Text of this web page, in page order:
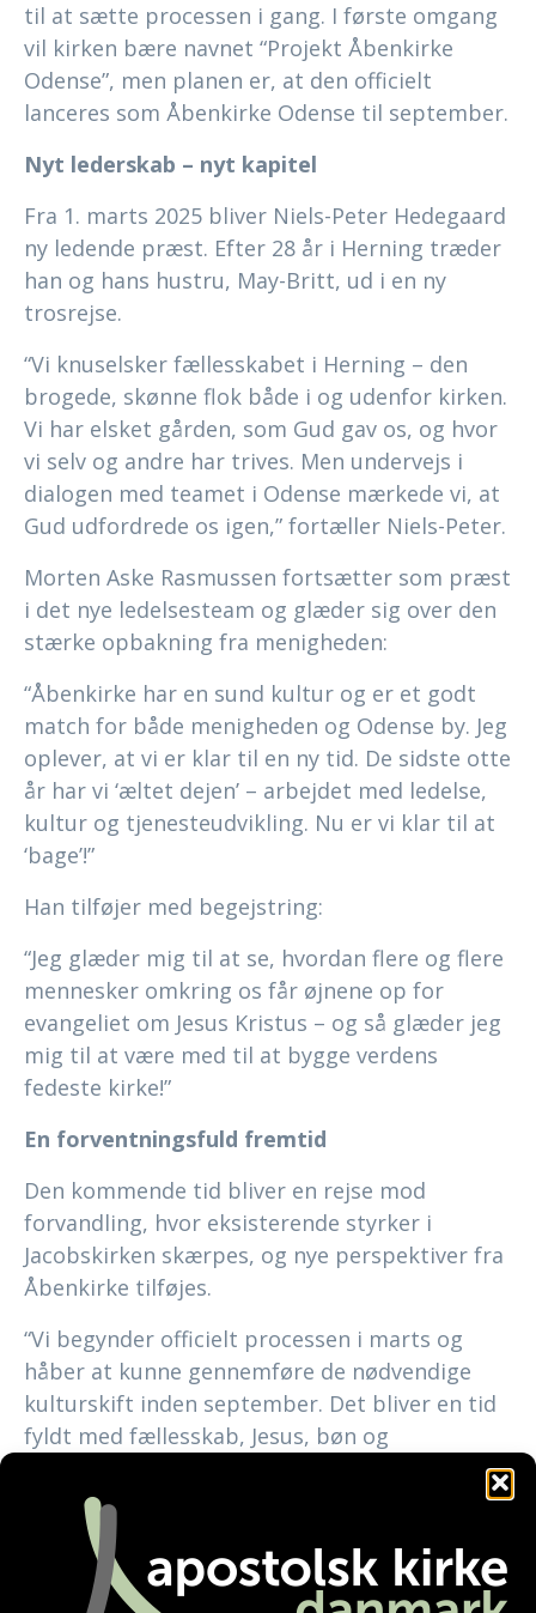
til at sætte processen i gang. I første omgang
vil kirken bære navnet “Projekt Åbenkirke
Odense”, men planen er, at den officielt
lanceres som Åbenkirke Odense til september.
Nyt lederskab – nyt kapitel
Fra 1. marts 2025 bliver Niels-Peter Hedegaard
ny ledende præst. Efter 28 år i Herning træder
han og hans hustru, May-Britt, ud i en ny
trosrejse.
“Vi knuselsker fællesskabet i Herning – den
brogede, skønne flok både i og udenfor kirken.
Vi har elsket gården, som Gud gav os, og hvor
vi selv og andre har trives. Men undervejs i
dialogen med teamet i Odense mærkede vi, at
Gud udfordrede os igen,” fortæller Niels-Peter.
Morten Aske Rasmussen fortsætter som præst
i det nye ledelsesteam og glæder sig over den
stærke opbakning fra menigheden:
“Åbenkirke har en sund kultur og er et godt
match for både menigheden og Odense by. Jeg
oplever, at vi er klar til en ny tid. De sidste otte
år har vi ‘æltet dejen’ – arbejdet med ledelse,
kultur og tjenesteudvikling. Nu er vi klar til at
‘bage’!”
Han tilføjer med begejstring:
“Jeg glæder mig til at se, hvordan flere og flere
mennesker omkring os får øjnene op for
evangeliet om Jesus Kristus – og så glæder jeg
mig til at være med til at bygge verdens
fedeste kirke!”
En forventningsfuld fremtid
Den kommende tid bliver en rejse mod
forvandling, hvor eksisterende styrker i
Jacobskirken skærpes, og nye perspektiver fra
Åbenkirke tilføjes.
“Vi begynder officielt processen i marts og
håber at kunne gennemføre de nødvendige
kulturskift inden september. Det bliver en tid
fyldt med fællesskab, Jesus, bøn og
forventning til alt det, Gud kommer til at gøre
… allerede mens vi forbereder os,” siger Niels-
Niels-Peter og May-Britt flytter til Odense,